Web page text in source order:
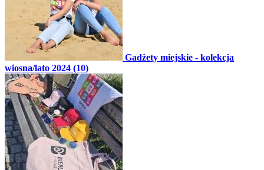
Gadżety miejskie - kolekcja
wiosna/lato 2024 (10)